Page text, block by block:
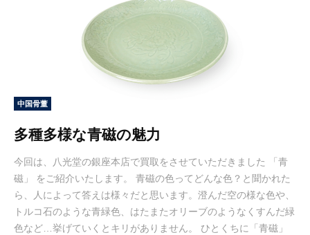
中国骨董
多種多様な青磁の魅力
今回は、八光堂の銀座本店で買取をさせていただきました 「青
磁」 をご紹介いたします。 青磁の色ってどんな色？と聞かれた
ら、人によって答えは様々だと思います。澄んだ空の様な色や、
トルコ石のような青緑色、はたまたオリーブのようなくすんだ緑
色など…挙げていくとキリがありません。 ひとくちに「青磁」